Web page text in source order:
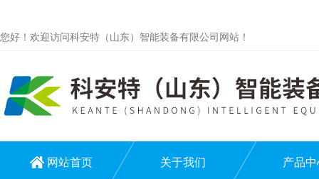
您好！欢迎访问科安特（山东）智能装备有限公司网站！
网站首页 关于我们 产品中